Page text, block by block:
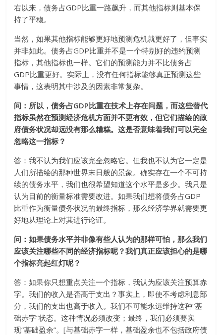
右以来，债务占GDP比重一路飙升，而其他指标则基本保
持了平稳。
当然，如果其他指标能够更好地预测危机就更好了，但事实
并非如此。债务占GDP比重并不是一个特别好的违约预测
指标，其他指标也一样。它们的预测能力并不比债务占
GDP比重更好。实际上，没有任何指标能够真正预测这些
事情，这表明其中涉及的因素非常复杂。
问：所以，债务占GDP比重在技术上存在问题，而这些替代
指标虽然在预测经济危机方面并不更有效，但它们描绘的政
府债务状况却远没有那么糟糕。这是否意味着我们可以完全
忽略这一指标？
答：我不认为我们应该完全忽略它。但我也不认为它一定是
人们所描绘的那种世界末日般的景象。确实存在一个不可持
续的债务水平，我们也很希望知道这个水平是多少。我只是
认为目前的衡量标准需要改进。如果我们想将债务占GDP
比重作为衡量债务状况的最终指标，那么经济学界就需要更
好地从理论上对其进行论证。
问：如果债务水平并非像有些人认为的那样可怕，那么我们
应该关注哪些不同的经济指标呢？我们真正应该担心的是哪
个指标亮起红灯呢？
答：如果你只想重点关注一个指标，我认为应该关注预算赤
字。我们的收入是否高于支出？事实上，即使不考虑利息部
分，我们的支出也高于收入。我们不可能永远维持这种“基
础赤字”状态。这种情况必须改变；最终，我们必须要实
现“基础盈余”。[与基础赤字一样，基础盈余也不包括政府债